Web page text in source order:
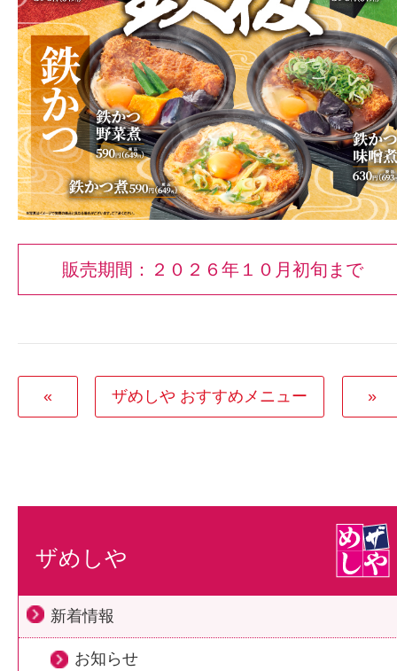
販売期間：２０２６年１０月初旬まで
« ザめしや おすすめメニュー »
ザめしや
新着情報
お知らせ